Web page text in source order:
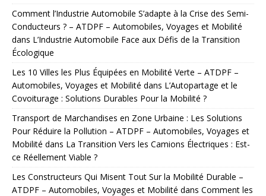
Comment l’Industrie Automobile S’adapte à la Crise des Semi-
Conducteurs ? – ATDPF – Automobiles, Voyages et Mobilité
dans L’Industrie Automobile Face aux Défis de la Transition
Écologique
Les 10 Villes les Plus Équipées en Mobilité Verte – ATDPF –
Automobiles, Voyages et Mobilité dans L’Autopartage et le
Covoiturage : Solutions Durables Pour la Mobilité ?
Transport de Marchandises en Zone Urbaine : Les Solutions
Pour Réduire la Pollution – ATDPF – Automobiles, Voyages et
Mobilité dans La Transition Vers les Camions Électriques : Est-
ce Réellement Viable ?
Les Constructeurs Qui Misent Tout Sur la Mobilité Durable –
ATDPF – Automobiles, Voyages et Mobilité dans Comment les